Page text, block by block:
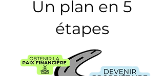
Un plan en 5
étapes